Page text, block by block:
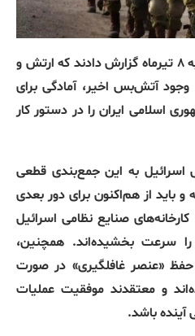
رسانه‌های اسرائیلی روز یکشنبه ۸ تیرماه گزارش دادند که ارتش و
وجود آتش‌بس اخیر، آمادگی برای
اسلامی ایران را در دستور کار
اسرائیل به این جمع‌بندی قطعی
و باید از هم‌اکنون برای دور بعدی
صنایع نظامی اسرائیل
سرعت بخشیده‌اند. همچنین،
حفظ «عنصر غافلگیری» در صورت
و معتقدند موفقیت عملیات
آینده باشد.